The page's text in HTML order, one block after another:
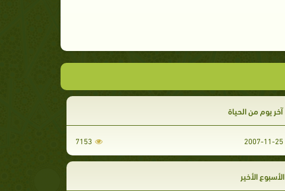
آخر يوم من الحياة‏
2007-11-25
7153
الأسبوع الأخير‏‏